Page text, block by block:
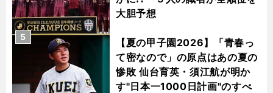
大胆予想
【夏の甲子園2026】「青春っ
て密なので」の原点はあの夏の
惨敗 仙台育英・須江航が明か
す"日本一1000日計画"のすべ
5